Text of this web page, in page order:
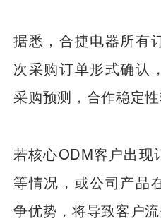
据悉，合捷电器所有
次采购订单形式确认
采购预测，合作稳定性
若核心ODM客户出现
等情况，或公司产品
争优势，将导致客户流